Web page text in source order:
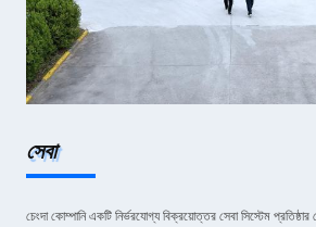
সেবা
চেংদা কোম্পানি একটি নির্ভরযোগ্য বিক্রয়োত্তর সেবা সিস্টেম